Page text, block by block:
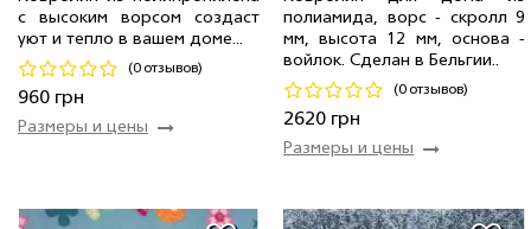
с высоким ворсом создаст
уют и тепло в вашем доме...
(0 отзывов)
960 грн
Размеры и цены
4.0 м 7 мп 960 грн/мп
Код 10485
полиамида, ворс - скролл 9
мм, высота 12 мм, основа -
войлок. Сделан в Бельгии..
(0 отзывов)
2620 грн
Размеры и цены
5.0 м 2 мп 2 620 грн/мп
Код 16110